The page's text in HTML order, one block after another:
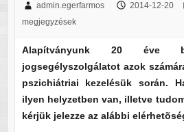
admin.egerfarmos 2014-12-20
megjegyzések
Alapítványunk 20 éve
jogsegélyszolgálatot azok
pszichiátriai kezelésük során.
ilyen helyzetben van, illetve
kérjük jelezze az alábbi